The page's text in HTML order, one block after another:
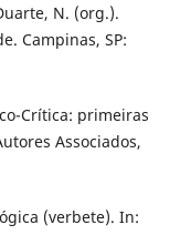
N. (org.).
Campinas, SP:
Crítica: primeiras
Associados,
(verbete). In: